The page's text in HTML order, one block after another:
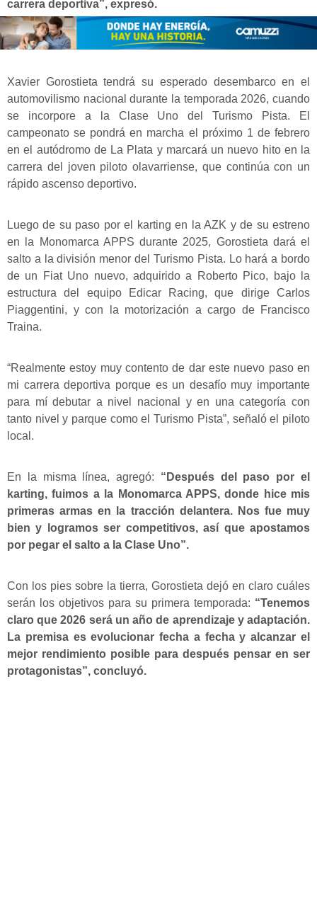
carrera deportiva”, expresó.
Xavier Gorostieta tendrá su esperado desembarco en el
automovilismo nacional durante la temporada 2026, cuando
se incorpore a la Clase Uno del Turismo Pista. El
campeonato se pondrá en marcha el próximo 1 de febrero
en el autódromo de La Plata y marcará un nuevo hito en la
carrera del joven piloto olavarriense, que continúa con un
rápido ascenso deportivo.
Luego de su paso por el karting en la AZK y de su estreno
en la Monomarca APPS durante 2025, Gorostieta dará el
salto a la división menor del Turismo Pista. Lo hará a bordo
de un Fiat Uno nuevo, adquirido a Roberto Pico, bajo la
estructura del equipo Edicar Racing, que dirige Carlos
Piaggentini, y con la motorización a cargo de Francisco
Traina.
“Realmente estoy muy contento de dar este nuevo paso en
mi carrera deportiva porque es un desafío muy importante
para mí debutar a nivel nacional y en una categoría con
tanto nivel y parque como el Turismo Pista”, señaló el piloto
local.
En la misma línea, agregó: “Después del paso por el
karting, fuimos a la Monomarca APPS, donde hice mis
primeras armas en la tracción delantera. Nos fue muy
bien y logramos ser competitivos, así que apostamos
por pegar el salto a la Clase Uno”.
Con los pies sobre la tierra, Gorostieta dejó en claro cuáles
serán los objetivos para su primera temporada: “Tenemos
claro que 2026 será un año de aprendizaje y adaptación.
La premisa es evolucionar fecha a fecha y alcanzar el
mejor rendimiento posible para después pensar en ser
protagonistas”, concluyó.